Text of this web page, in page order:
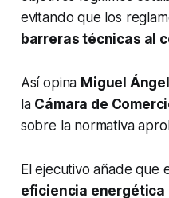
evitando que los
barreras técnicas al
Así opina Miguel
la Cámara de
sobre la normativa
El ejecutivo añade que
eficiencia energética